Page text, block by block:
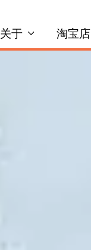
关于 淘宝店